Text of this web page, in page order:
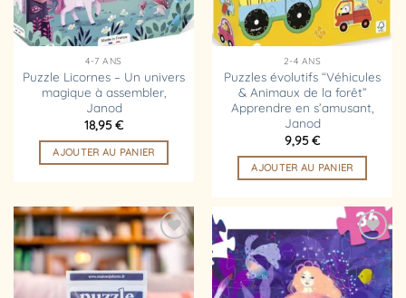
4-7 ANS
Puzzle Licornes – Un univers
magique à assembler,
Janod
18,95€
AJOUTER AU PANIER
2-4 ANS
Puzzles évolutifs “Véhicules
& Animaux de la forêt”
Apprendre en s’amusant,
Janod
9,95€
AJOUTER AU PANIER
Ajouter
à la
liste
d’envies
Ajouter
à la
liste
d’envies